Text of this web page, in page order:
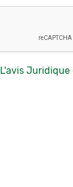
L'avis Juridique